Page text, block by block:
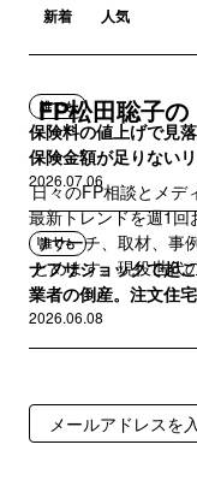
新着 人気
誰でも
保険料の値上げで見
保険金額が足りない
2026.07.06
誰でも
ナフサショックで起
業者の倒産。注文住
2026.06.08
FP松田聡子
日々のFP相談とメデ
最新トレンドを週1
リサーチ、取材、事
とめます。現役世代